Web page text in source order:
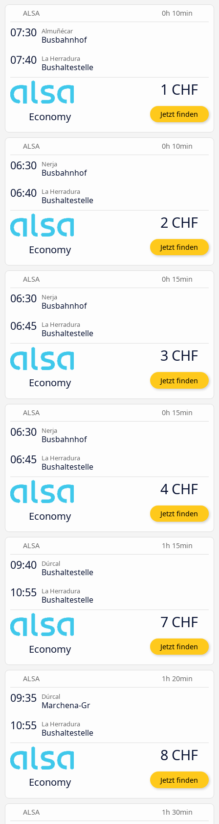
ALSA 0h 10min
07:30 Almuñécar
Busbahnhof
07:40 La Herradura
Bushaltestelle
Economy
1 CHF
Jetzt finden
ALSA 0h 10min
06:30 Nerja
Busbahnhof
06:40 La Herradura
Bushaltestelle
Economy
2 CHF
Jetzt finden
ALSA 0h 15min
06:30 Nerja
Busbahnhof
06:45 La Herradura
Bushaltestelle
Economy
3 CHF
Jetzt finden
ALSA 0h 15min
06:30 Nerja
Busbahnhof
06:45 La Herradura
Bushaltestelle
Economy
4 CHF
Jetzt finden
ALSA 1h 15min
09:40 Dúrcal
Bushaltestelle
10:55 La Herradura
Bushaltestelle
Economy
7 CHF
Jetzt finden
ALSA 1h 20min
09:35 Dúrcal
Marchena-Gr
10:55 La Herradura
Bushaltestelle
Economy
8 CHF
Jetzt finden
ALSA 1h 30min